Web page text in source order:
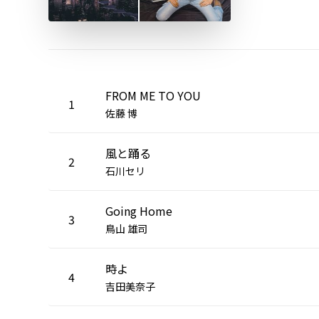
1 FROM ME TO YOU
佐藤 博
2 風と踊る
石川セリ
3 Going Home
鳥山 雄司
4 時よ
吉田美奈子